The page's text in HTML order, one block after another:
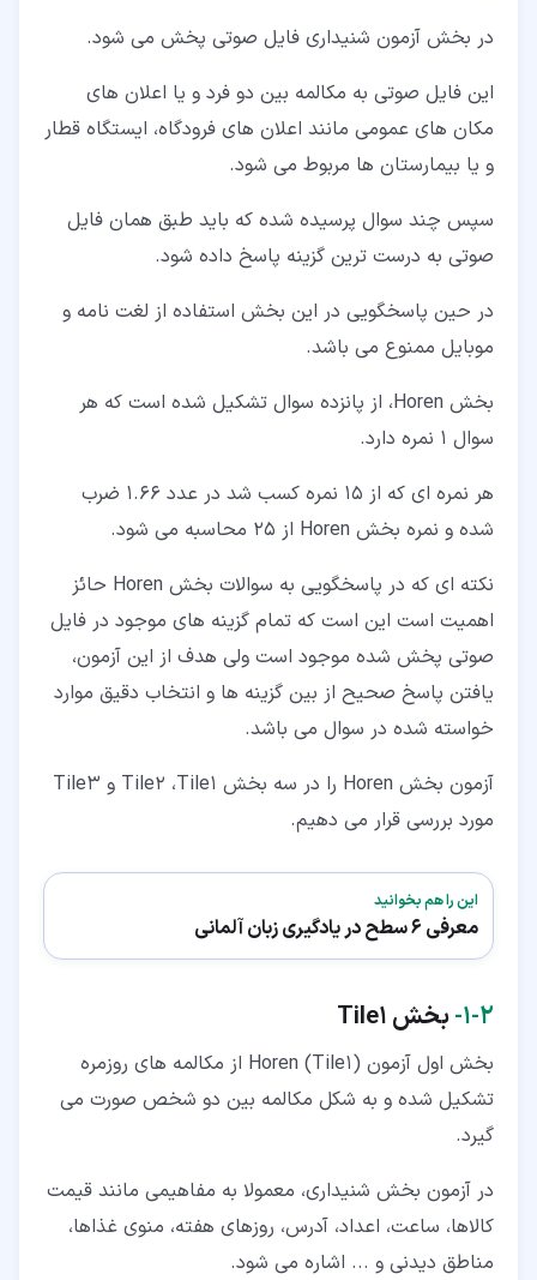
در بخش آزمون شنیداری فایل صوتی پخش می شود.
این فایل صوتی به مکالمه بین دو فرد و یا اعلان های
مکان های عمومی مانند اعلان های فرودگاه، ایستگاه قطار
و یا بیمارستان ها مربوط می شود.
سپس چند سوال پرسیده شده که باید طبق همان فایل
صوتی به درست ترین گزینه پاسخ داده شود.
در حین پاسخگویی در این بخش استفاده از لغت نامه و
موبایل ممنوع می باشد.
بخش Horen، از پانزده سوال تشکیل شده است که هر
سوال 1 نمره دارد.
هر نمره ای که از 15 نمره کسب شد در عدد 1.66 ضرب
شده و نمره بخش Horen از 25 محاسبه می شود.
نکته ای که در پاسخگویی به سوالات بخش Horen حائز
اهمیت است این است که تمام گزینه های موجود در فایل
صوتی پخش شده موجود است ولی هدف از این آزمون،
یافتن پاسخ صحیح از بین گزینه ها و انتخاب دقیق موارد
خواسته شده در سوال می باشد.
آزمون بخش Horen را در سه بخش Tile2 ،Tile1 و Tile3
مورد بررسی قرار می دهیم.
این را هم بخوانید
معرفی 6 سطح در یادگیری زبان آلمانی
۲‏-‏۱‏- بخش Tile1
بخش اول آزمون Horen (Tile1) از مکالمه های روزمره
تشکیل شده و به شکل مکالمه بین دو شخص صورت می
گیرد.
در آزمون بخش شنیداری، معمولا به مفاهیمی مانند قیمت
کالاها، ساعت، اعداد، آدرس، روزهای هفته، منوی غذاها،
مناطق دیدنی و ... اشاره می شود.